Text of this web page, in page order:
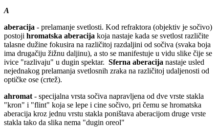
A
aberacija - prelamanje svetlosti. Kod refraktora (objektiv je sočivo)
postoji hromatska aberacija koja nastaje kada se svetlost različite
talasne dužine fokusira na različitoj razdaljini od sočiva (svaka boja
ima drugačiju žižnu daljinu), a sto se manifestuje u vidu slike čije se
ivice "razlivaju" u dugin spektar. Sferna aberacija nastaje usled
nejednakog prelamanja svetlosnih zraka na različitoj udaljenosti od
optičke ose (crtež).
ahromat - specijalna vrsta sočiva napravljena od dve vrste stakla
"kron" i "flint" koja se lepe i cine sočivo, pri čemu se hromatska
aberacija kroz jednu vrstu stakla poništava aberacijom druge vrste
stakla tako da slika nema "dugin oreol"